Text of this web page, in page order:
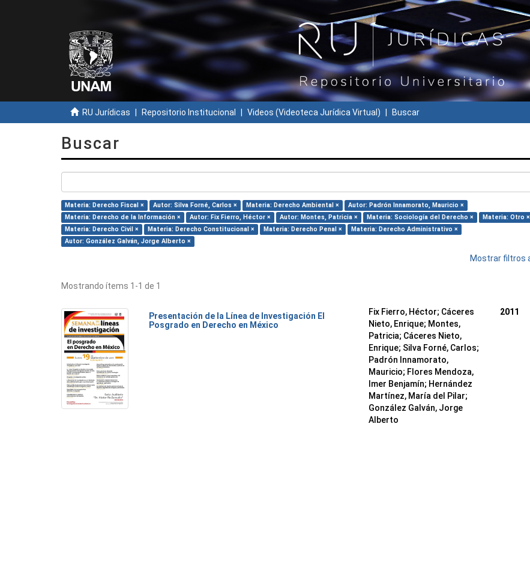
RU Jurídicas Repositorio Institucional Videos (Videoteca Jurídica Virtual) Buscar
Buscar
Materia: Derecho Fiscal × Autor: Silva Forné, Carlos × Materia: Derecho Ambiental ×
Autor: Padrón Innamorato, Mauricio ×
Materia: Derecho de la Información ×
Autor: Fix Fierro, Héctor × Autor: Montes, Patricia × Materia: Sociología del Derecho ×
Materia: Otro ×
Materia: Derecho Civil ×
Materia: Derecho Constitucional × Materia: Derecho Penal ×
Materia: Derecho Administrativo ×
Autor: González Galván, Jorge Alberto ×
Mostrar filtros
Mostrando ítems 1-1 de 1
Presentación de la Línea de Investigación El
Posgrado en Derecho en México
Fix Fierro, Héctor; Cáceres
Nieto, Enrique; Montes,
Patricia; Cáceres Nieto,
Enrique; Silva Forné, Carlos;
Padrón Innamorato,
Mauricio; Flores Mendoza,
Imer Benjamín; Hernández
Martínez, María del Pilar;
González Galván, Jorge
Alberto
2011